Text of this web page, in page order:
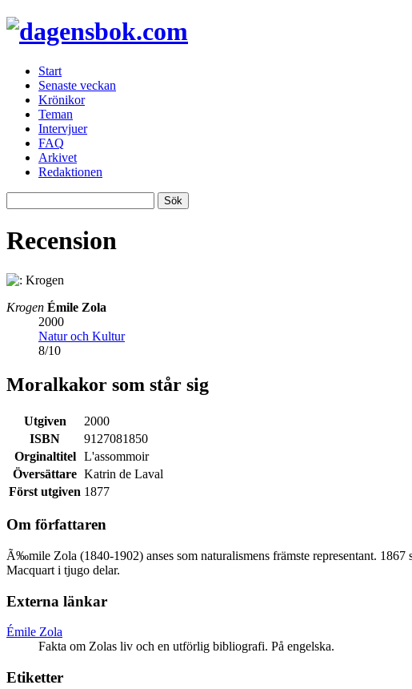
Start
Senaste veckan
Krönikor
Teman
Intervjuer
FAQ
Arkivet
Redaktionen
Recension
Krogen Émile Zola
2000
Natur och Kultur
8/10
Moralkakor som står sig
Utgiven
2000
ISBN
9127081850
Orginaltitel
L'assommoir
Översättare Katrin de Laval
Först utgiven 1877
Om författaren
Ã‰mile Zola (1840-1902) anses som naturalismens främste representant.
Macquart i tjugo delar.
Externa länkar
Émile Zola
Fakta om Zolas liv och en utförlig bibliografi. På engelska.
Etiketter